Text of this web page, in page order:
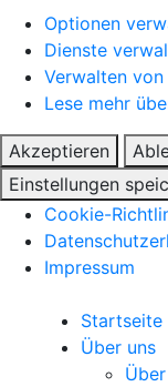
Optionen
Dienste
Verwalten
Lese mehr
Akzeptieren
Einstellungen
Cookie-
Impressum
Startseite
Über uns